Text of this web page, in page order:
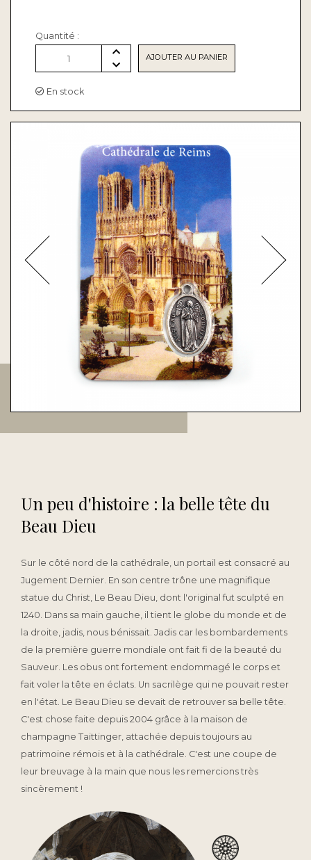
Quantité :
1 AJOUTER AU PANIER
En stock
Un peu d'histoire : la belle tête du
Beau Dieu
Sur le côté nord de la cathédrale, un portail est consacré au
Jugement Dernier. En son centre trône une magnifique
statue du Christ, Le Beau Dieu, dont l'original fut sculpté en
1240. Dans sa main gauche, il tient le globe du monde et de
la droite, jadis, nous bénissait. Jadis car les bombardements
de la première guerre mondiale ont fait fi de la beauté du
Sauveur. Les obus ont fortement endommagé le corps et
fait voler la tête en éclats. Un sacrilège qui ne pouvait rester
en l'état. Le Beau Dieu se devait de retrouver sa belle tête.
C'est chose faite depuis 2004 grâce à la maison de
champagne Taittinger, attachée depuis toujours au
patrimoine rémois et à la cathédrale. C'est une coupe de
leur breuvage à la main que nous les remercions très
sincèrement !